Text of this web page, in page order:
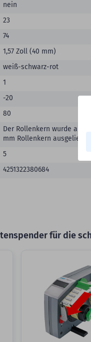
nein
23
74
1,57 Zoll (40 mm)
weiß-schwarz-rot
1
-20
80
Der Rollenkern wurde auf
mm Rollenkern
5
4251322380684
für die